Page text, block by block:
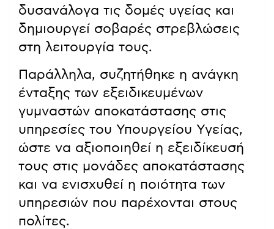
δυσανάλογα τις δομές υγείας και
δημιουργεί σοβαρές στρεβλώσεις
στη λειτουργία τους.
Παράλληλα, συζητήθηκε η ανάγκη
ένταξης των εξειδικευμένων
γυμναστών αποκατάστασης στις
υπηρεσίες του Υπουργείου Υγείας,
ώστε να αξιοποιηθεί η εξειδίκευσή
τους στις μονάδες αποκατάστασης
και να ενισχυθεί η ποιότητα των
υπηρεσιών που παρέχονται στους
πολίτες.